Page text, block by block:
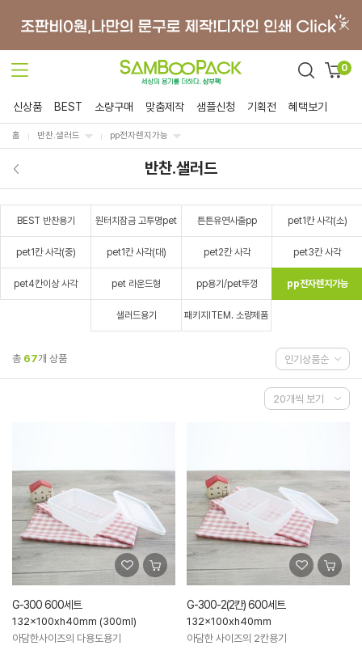
0
신상품 BEST 소량구매 맞춤제작 샘플신청 기획전 혜택보기
홈 반찬.샐러드 pp전자렌지가능
반찬.샐러드
BEST 반찬용기 원터치잠금 고투명pet 튼튼유연사출pp pet1칸 사각(소)
pet1칸 사각(중) pet1칸 사각(대) pet2칸 사각 pet3칸 사각
pet4칸이상 사각 pet 라운드형 pp용기/pet뚜껑 pp전자렌지가능
샐러드용기 패키지ITEM. 소량제품
총 67개 상품
G-300 600세트
132x100xh40mm (300ml)
아담한사이즈의 다용도용기
G-300-2(2칸) 600세트
132x100xh40mm
아담한 사이즈의 2칸용기